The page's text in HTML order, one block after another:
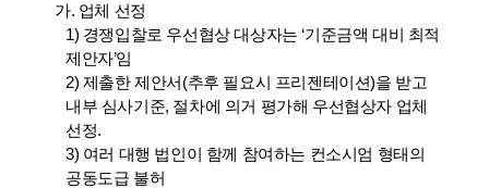
가. 업체 선정
1) 경쟁입찰로 우선협상 대상자는 ‘기준금액 대비 최적
제안자’임
2) 제출한 제안서(추후 필요시 프리젠테이션)을 받고
내부 심사기준, 절차에 의거 평가해 우선협상자 업체
선정.
3) 여러 대행 법인이 함께 참여하는 컨소시엄 형태의
공동도급 불허